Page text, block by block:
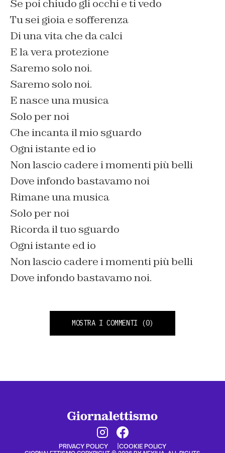
Se poi chiudo gli occhi e ti vedo
Tu sei gioia e sofferenza
Di una vita che da calci
E la vera protezione
Saremo solo noi.
Saremo solo noi.
E nasce una musica
Solo per noi
Che incanta il mio sguardo
Ogni istante ed io
Non lascio cadere i momenti più belli
Dove infondo bastavamo noi
Rimane una musica
Solo per noi
Ricorda il tuo sguardo
Ogni istante ed io
Non lascio cadere i momenti più belli
Dove infondo bastavamo noi.
MOSTRA I COMMENTI (0)
PRIVACY POLICY COOKIE POLICY